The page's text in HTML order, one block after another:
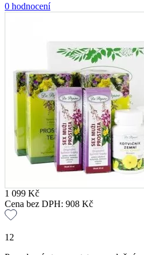
0 hodnocení
1 099 Kč
Cena bez DPH: 908 Kč
12